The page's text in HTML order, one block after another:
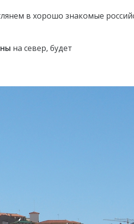
в хорошо знакомые
на север, будет